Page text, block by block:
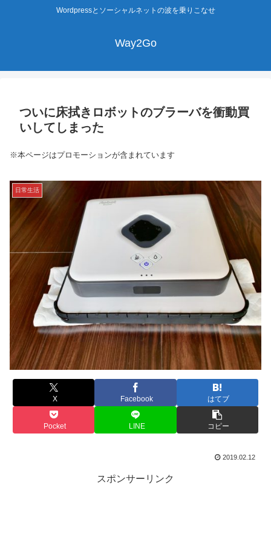
Wordpressとソーシャルネットの波を乗りこなせ
Way2Go
ついに床拭きロボットのブラーバを衝動買
いしてしまった
※本ページはプロモーションが含まれています
日常生活
X Facebook はてブ
Pocket LINE コピー
2019.02.12
スポンサーリンク